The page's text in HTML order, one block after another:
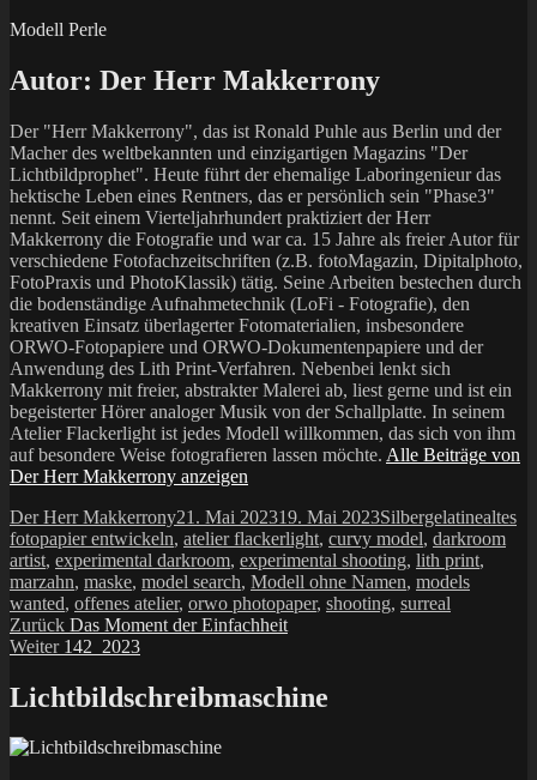
Modell Perle
Autor: Der Herr Makkerrony
Der "Herr Makkerrony", das ist Ronald Puhle aus Berlin und der
Macher des weltbekannten und einzigartigen Magazins "Der
Lichtbildprophet". Heute führt der ehemalige Laboringenieur das
hektische Leben eines Rentners, das er persönlich sein "Phase3"
nennt. Seit einem Vierteljahrhundert praktiziert der Herr
Makkerrony die Fotografie und war ca. 15 Jahre als freier Autor für
verschiedene Fotofachzeitschriften (z.B. fotoMagazin, Dipitalphoto,
FotoPraxis und PhotoKlassik) tätig. Seine Arbeiten bestechen durch
die bodenständige Aufnahmetechnik (LoFi - Fotografie), den
kreativen Einsatz überlagerter Fotomaterialien, insbesondere
ORWO-Fotopapiere und ORWO-Dokumentenpapiere und der
Anwendung des Lith Print-Verfahren. Nebenbei lenkt sich
Makkerrony mit freier, abstrakter Malerei ab, liest gerne und ist ein
begeisterter Hörer analoger Musik von der Schallplatte. In seinem
Atelier Flackerlight ist jedes Modell willkommen, das sich von ihm
auf besondere Weise fotografieren lassen möchte. Alle Beiträge von
Der Herr Makkerrony anzeigen
Autor
Der Herr MakkerronyVeröffentlicht
am
21. Mai 202319. Mai 2023Kategorien
Silbergelatinealtes
fotopapier entwickeln, atelier flackerlight, curvy model, darkroom
artist, experimental darkroom, experimental shooting, lith print,
marzahn, maske, model search, Modell ohne Namen, models
wanted, offenes atelier, orwo photopaper, shooting, surreal
Beitragsnavigation
Zurück Vorheriger
Beitrag:
Das Moment der Einfachheit
Weiter Nächster
142_2023
Lichtbildschreibmaschine